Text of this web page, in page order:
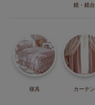
鏡・鏡台
寝具 カーテン